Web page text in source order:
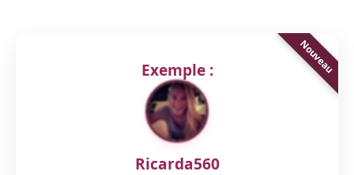
Exemple :
Ricarda560